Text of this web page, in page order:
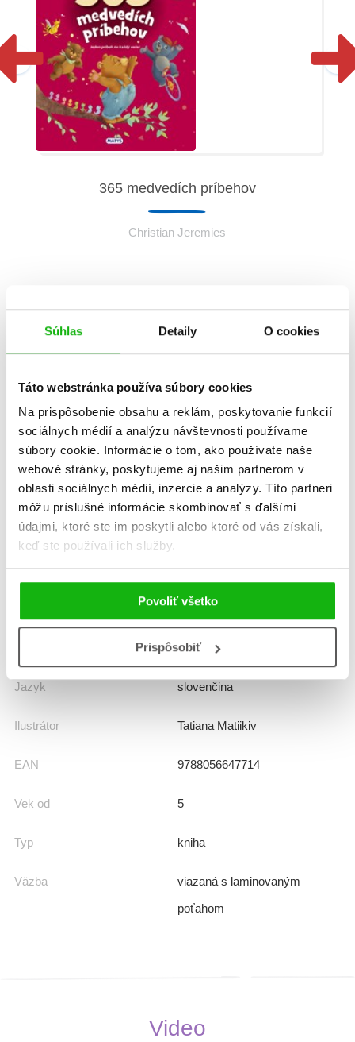
Súhlas Detaily O cookies
Táto webstránka používa súbory cookies
Na prispôsobenie obsahu a reklám, poskytovanie funkcií
sociálnych médií a analýzu návštevnosti používame
súbory cookie. Informácie o tom, ako používate naše
webové stránky, poskytujeme aj našim partnerom v
oblasti sociálnych médií, inzercie a analýzy. Títo partneri
môžu príslušné informácie skombinovať s ďalšími
údajmi, ktoré ste im poskytli alebo ktoré od vás získali,
keď ste používali ich služby.
Povoliť všetko
Prispôsobiť
365 medvedích príbehov
Christian Jeremies
Informácie
Žáner
príbehy o zvieratách
slovenská tvorba
Počet strán 48
K stiahnutiu Ukážka.pdf
Dátum vydania 3.10.2025
195x230 mm
0,352 kg
Jazyk slovenčina
Ilustrátor Tatiana Matiikiv
EAN 9788056647714
Vek od 5
Typ kniha
Väzba
viazaná s laminovaným
poťahom
Video